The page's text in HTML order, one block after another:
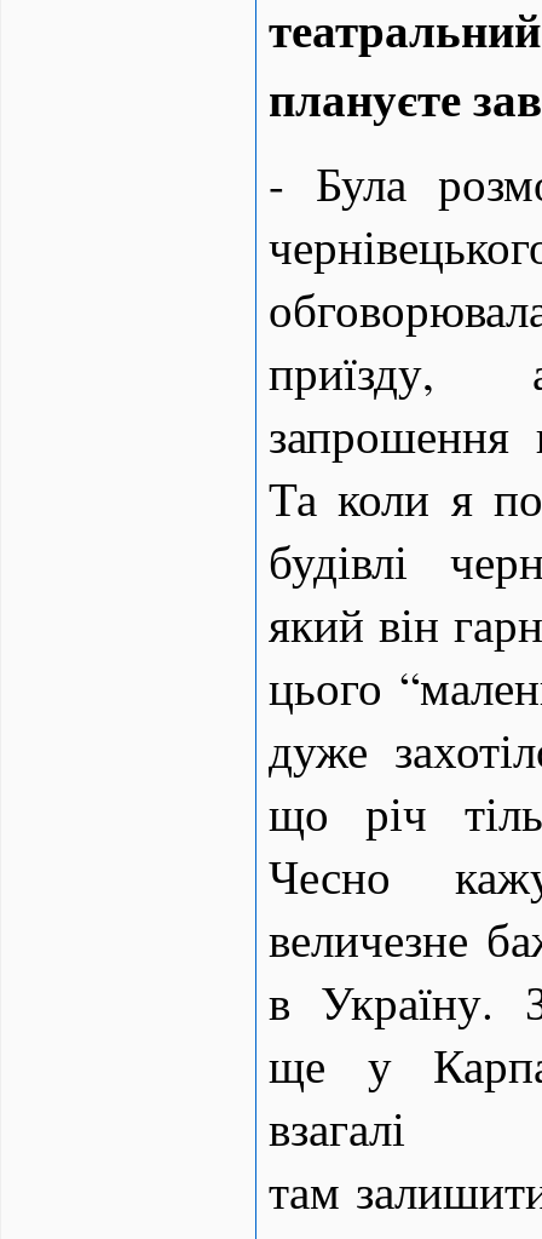
плануєте
- Була
приїзду,
Та коли я
будівлі
який він
цього
дуже
що річ
Чесно
величезне
в Україну.
ще у
там